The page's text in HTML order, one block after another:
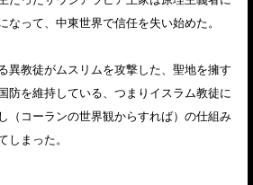
なって、中東世界で信任を失い始めた。
異教徒がムスリムを攻撃した、聖地を擁す
防を維持している、つまりイスラム教徒に
（コーランの世界観からすれば）の仕組み
まった。